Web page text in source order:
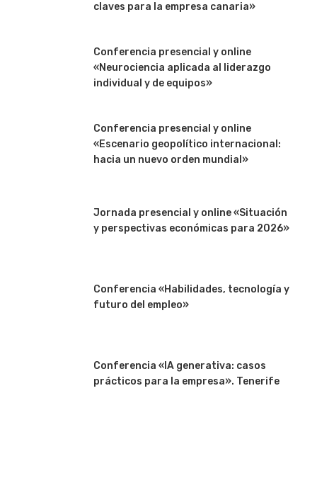
claves para la empresa canaria»
Conferencia presencial y online
«Neurociencia aplicada al liderazgo
individual y de equipos»
Conferencia presencial y online
«Escenario geopolítico internacional:
hacia un nuevo orden mundial»
Jornada presencial y online «Situación
y perspectivas económicas para 2026»
Conferencia «Habilidades, tecnología y
futuro del empleo»
Conferencia «IA generativa: casos
prácticos para la empresa». Tenerife